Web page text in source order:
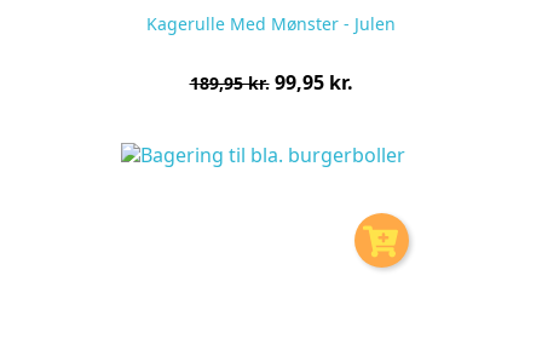
Kagerulle Med Mønster - Julen
Normalpris
189,95 kr. Pris
99,95 kr.